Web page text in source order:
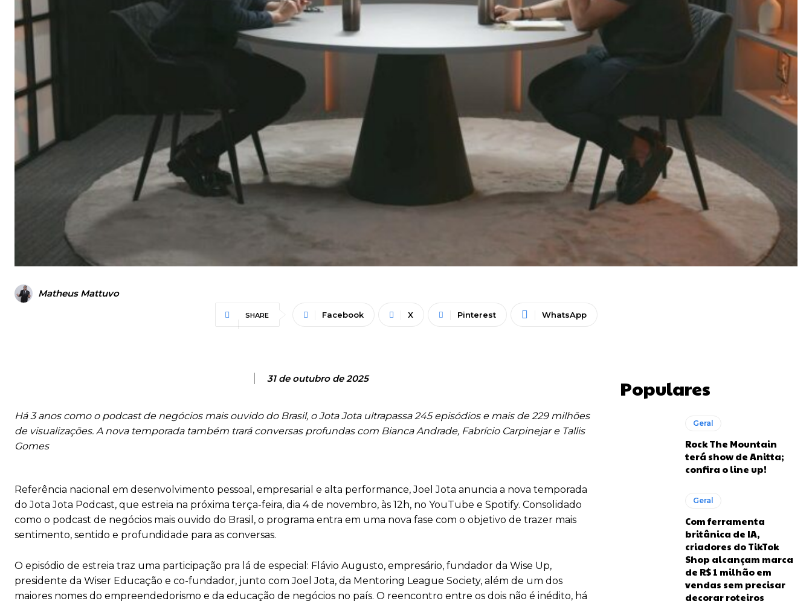
Matheus Mattuvo
SHARE Facebook X Pinterest WhatsApp
31 de outubro de 2025
Há 3 anos como o podcast de negócios mais ouvido do Brasil, o Jota Jota ultrapassa 245 episódios e mais de 229 milhões
de visualizações. A nova temporada também trará conversas profundas com Bianca Andrade, Fabrício Carpinejar e Tallis
Gomes
Referência nacional em desenvolvimento pessoal, empresarial e alta performance, Joel Jota anuncia a nova temporada
do Jota Jota Podcast, que estreia na próxima terça-feira, dia 4 de novembro, às 12h, no YouTube e Spotify. Consolidado
como o podcast de negócios mais ouvido do Brasil, o programa entra em uma nova fase com o objetivo de trazer mais
sentimento, sentido e profundidade para as conversas.
O episódio de estreia traz uma participação pra lá de especial: Flávio Augusto, empresário, fundador da Wise Up,
presidente da Wiser Educação e co-fundador, junto com Joel Jota, da Mentoring League Society, além de um dos
maiores nomes do empreendedorismo e da educação de negócios no país. O reencontro entre os dois não é inédito, há
Populares
Geral
Rock The Mountain
terá show de Anitta;
confira o line up!
Geral
Com ferramenta
britânica de IA,
criadores do TikTok
Shop alcançam marca
de R$ 1 milhão em
vendas sem precisar
decorar roteiros